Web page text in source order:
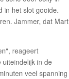
in het slot gooide.
Jammer, dat Mart
reageert
in de
veel spanning